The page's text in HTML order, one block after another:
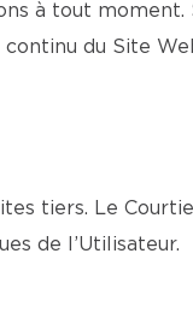
à tout
du Site
tiers. Le
de l’Utilisateur.